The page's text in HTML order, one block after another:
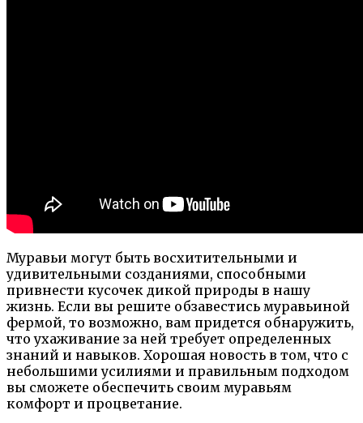
Муравьи могут быть восхитительными и
удивительными созданиями, способными
привнести кусочек дикой природы в нашу
жизнь. Если вы решите обзавестись муравьиной
фермой, то возможно, вам придется обнаружить,
что ухаживание за ней требует определенных
знаний и навыков. Хорошая новость в том, что с
небольшими усилиями и правильным подходом
вы сможете обеспечить своим муравьям
комфорт и процветание.